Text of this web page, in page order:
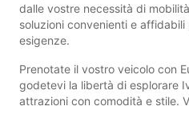
dalle vostre necessità di
soluzioni convenienti e
esigenze.
Prenotate il vostro veicolo con
godetevi la libertà di esplorare
attrazioni con comodità e stile.